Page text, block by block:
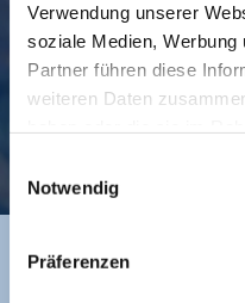
Verwendung unserer
soziale Medien, Werbung
Partner führen diese
weiteren Daten
Notwendig
Präferenzen